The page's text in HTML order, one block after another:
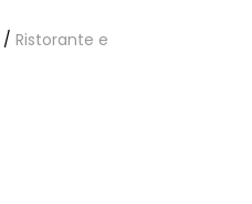
/ Ristorante e